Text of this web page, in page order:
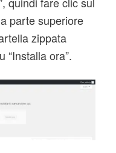
parte superiore
zippata
“Installa ora”.